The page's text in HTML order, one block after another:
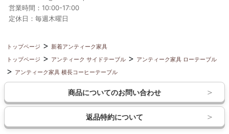
営業時間：10:00-17:00
定休日：毎週木曜日
トップページ
新着アンティーク家具
トップページ
アンティーク サイドテーブル
アンティーク家具 ローテーブル
アンティーク家具 横長コーヒーテーブル
商品についてのお問い合わせ
返品特約について